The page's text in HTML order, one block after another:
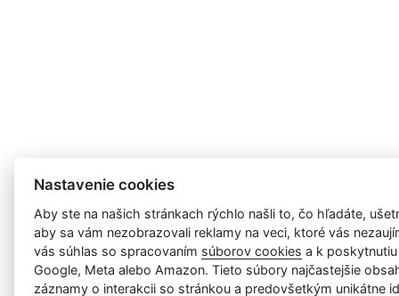
Nastavenie cookies
Aby ste na našich stránkach rýchlo našli to, čo hľadáte,
aby sa vám nezobrazovali reklamy na veci, ktoré vás
vás súhlas so spracovaním súborov cookies a k
Google, Meta alebo Amazon. Tieto súbory najčastejšie
záznamy o interakcii so stránkou a predovšetkým unikátne